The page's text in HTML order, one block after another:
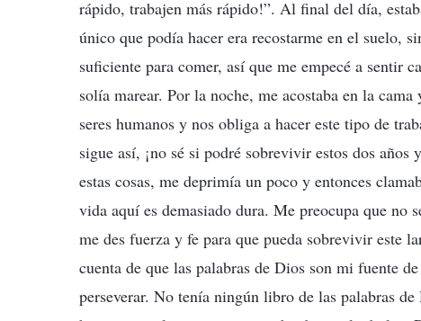
rápido, trabajen más rápido!”. Al final del día,
único que podía hacer era recostarme en el suelo,
suficiente para comer, así que me empecé a sentir
solía marear. Por la noche, me acostaba en la
seres humanos y nos obliga a hacer este tipo de
sigue así, ¡no sé si podré sobrevivir estos dos
estas cosas, me deprimía un poco y entonces
vida aquí es demasiado dura. Me preocupa que no
me des fuerza y fe para que pueda sobrevivir este
cuenta de que las palabras de Dios son mi fuente
perseverar. No tenía ningún libro de las palabras